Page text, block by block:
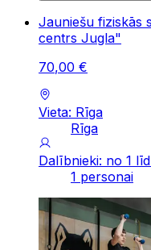
Jauniešu fiziskās
centrs Jugla"
70,00 €
Vieta: Rīga
Rīga
Dalībnieki: no 1
1 personai